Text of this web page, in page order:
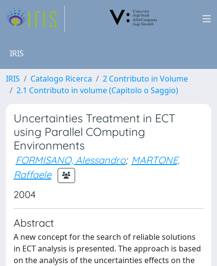
IRIS
IRIS Catalogo Ricerca
2 Contributo in Volume
2.1 Contributo in volume (Capitolo o Saggio)
Uncertainties Treatment in ECT
using Parallel COmputing
Environments
FORMISANO, Alessandro; MARTONE,
Raffaele
2004
Abstract
A new concept for the search of reliable solutions
in ECT analysis is presented. The approach is based
on the analysis of the uncertainties effects on the